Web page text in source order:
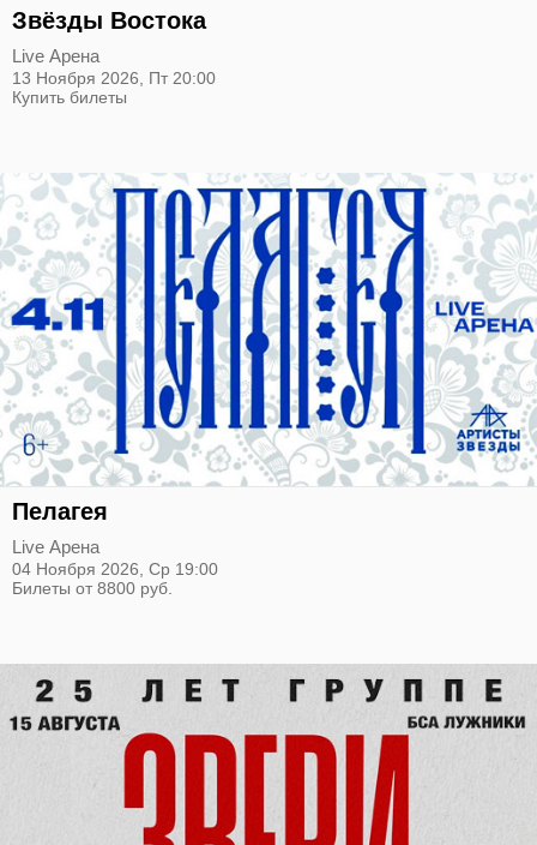
Звёзды Востока
Live Арена
13 Ноября 2026, Пт 20:00
Купить билеты
Пелагея
Live Арена
04 Ноября 2026, Ср 19:00
Билеты от 8800 руб.